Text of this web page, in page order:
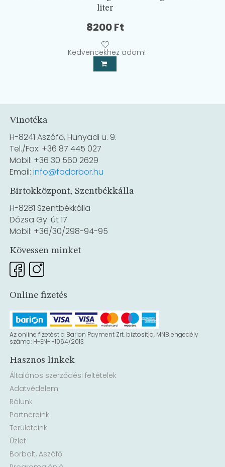
liter
8200Ft
Kedvencekhez adom!
Vinotéka
H-8241 Aszófő, Hunyadi u. 9.
Tel./Fax: +36 87 445 027
Mobil: +36 30 560 2629
Email:info@fodorbor.hu
Birtokközpont, Szentbékkálla
H-8281 Szentbékkálla
Dózsa Gy. út 17.
Mobil: +36/30/298-94-95
Kövessen minket
Online fizetés
Az online fizetést a Barion Payment Zrt. biztosítja, MNB engedély
száma: H-EN-I-1064/2013
Hasznos linkek
Általános szerződési feltételek
Adatvédelem
Rólunk
Partnereink
Területeink
Üzlet
Borbolt, Aszófő